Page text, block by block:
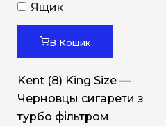
Ящик
В Кошик
Kent (8) King Size —
Черновцы сигарети з
турбо фільтром